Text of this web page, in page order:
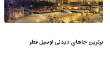
برترین جاهای دیدنی لوسیل قطر